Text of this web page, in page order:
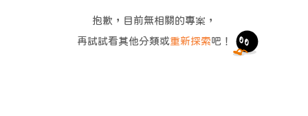
抱歉，目前無相關的專案，
再試試看其他分類或重新探索吧！